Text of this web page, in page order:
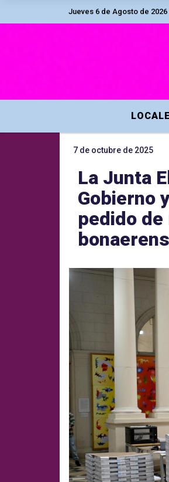
Jueves 6 de Agosto de 2026
7 de octubre de 2025
La Junta
Gobierno
pedido